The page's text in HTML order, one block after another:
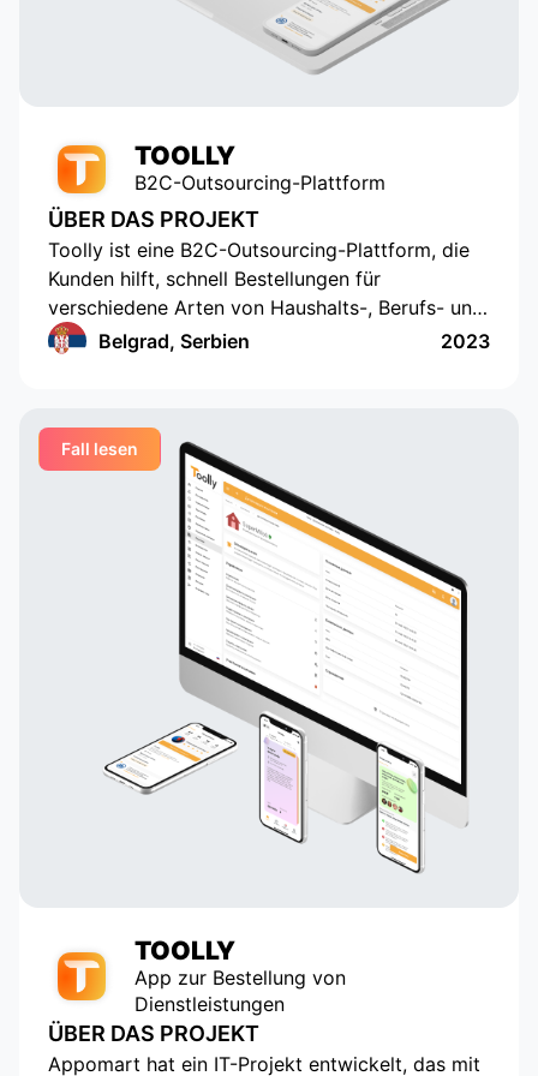
to be an indispensable technical
partner, responding to our
TOOLLY
B2C-Outsourcing-Plattform
ÜBER DAS PROJEKT
Toolly ist eine B2C-Outsourcing-Plattform, die
Kunden hilft, schnell Bestellungen für
verschiedene Arten von Haushalts-, Berufs- und
Bildungsdienstleistungen aufzugeben, und
praktischen Format
Belgrad, Serbien 2023
Fall lesen
TOOLLY
App zur Bestellung von
Dienstleistungen
ÜBER DAS PROJEKT
Appomart hat ein IT-Projekt entwickelt, das mit